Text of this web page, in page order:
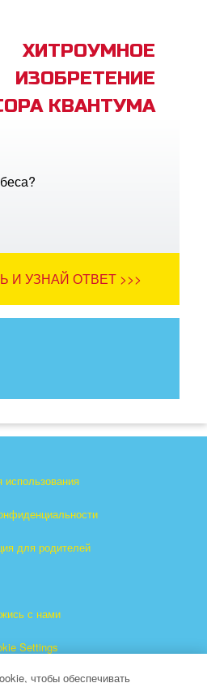
ХИТРОУМНОЕ
ИЗОБРЕТЕНИЕ
КВАНТУМА
И УЗНАЙ ОТВЕТ >>>
использования
для родителей
с нами
Settings
чтобы обеспечивать